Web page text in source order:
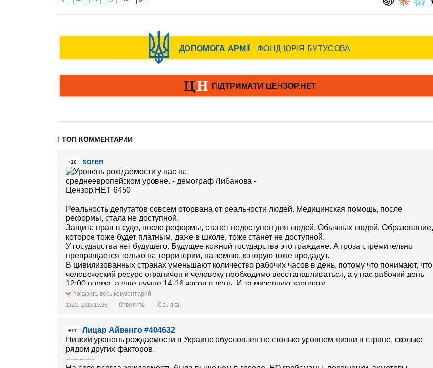
ТОП КОММЕНТАРИИ
+16 soren
Реальность депутатов совсем оторвана от реальности людей. Медицинская помощь, после
реформы, стала не доступной.
Защита прав в суде, после реформы, станет недоступен для людей. Обычных людей. Образование,
которое тоже будет платным, даже в школе, тоже станет не доступной.
У государства нет будущего. Будущее кожной государства это граждане. А гроза стремительно
превращается только на территории, на землю, которую тоже продадут.
В цивилизованных странах уменьшают количество рабочих часов в день, потому что понимают, что
человеческий ресурс ограничен и человеку необходимо восстанавливаться, а у нас рабочий день
12:00 норма, а еще лучше 14-16 часов в день. И за мизерную зарплату.
Напомним, что медицинская реформа предусматривает изменение финансирования системы
здравоохранения.
конкретной медицинской помощи конкретному пациенту.
Уже наступил январь и медицинская реформа в действии. Однако, не все так красочно и радостно,
как внушали нам народные депутаты вместе в и.о. министром здравоохранения Уляной Супрун.
Поведаем вам одну неприятную историю, которая случилась в канун Рождества.
показать весь комментарий
13.01.2018 19:26 Ответить Ссылка
+11
Лицар Aйвенго #404632
Низкий уровень рождаемости в Украине обусловлен не столько уровнем жизни в стране, сколько
рядом других факторов.
------------